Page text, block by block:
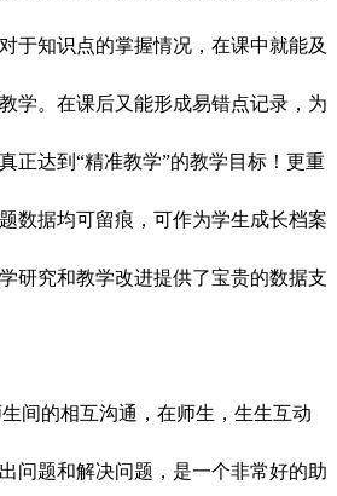
于知识点的掌握情况，在课中就能及
学。在课后又能形成易错点记录，为
正达到“精准教学”的教学目标！更重
数据均可留痕，可作为学生成长档案
研究和教学改进提供了宝贵的数据支
间的相互沟通，在师生，生生互动
问题和解决问题，是一个非常好的助